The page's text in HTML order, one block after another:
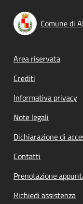
Comune di
Footer
Area riservata
Crediti
Informativa privacy
Note legali
Dichiarazione di
Contatti
Prenotazione
Richiedi assistenza